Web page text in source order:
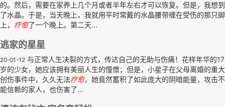
的。然后，需要在家养上几个月或者半年左右才可以恢复。但是，我想到
了水晶。于是，当天晚上，我就用平时常戴的水晶腰带缠在受伤的那只脚
上， 疗愈了一个晚上。第二天...
逃家的星星
20-01-12 与正常人生决裂的方式，传达自己的无助与伤痛！花样年华的17
岁的少女，她应该拥有美丽人生的憧憬；但是，小星子在父母离婚的重大
创伤事件中，久久无法疗愈，她竟然蓄积了如此庞大的阴暗能量，攻击不
能信赖的家人，也伤害了...